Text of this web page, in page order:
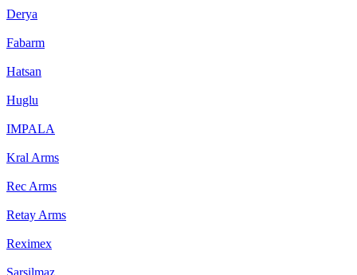
Derya
Fabarm
Hatsan
Huglu
IMPALA
Kral Arms
Rec Arms
Retay Arms
Reximex
Sarsilmaz